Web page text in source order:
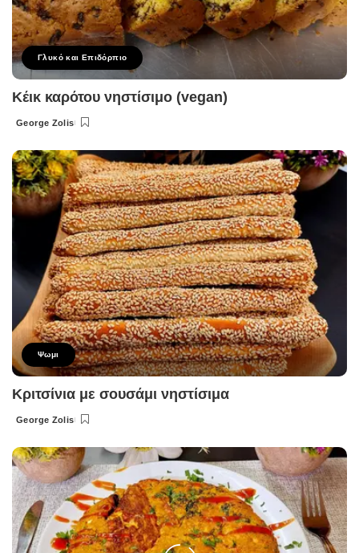
Γλυκό και Επιδόρπιο
Κέικ καρότου νηστίσιμο (vegan)
Posted
George Zolis
Ψωμι
Κριτσίνια με σουσάμι νηστίσιμα
Posted
George Zolis